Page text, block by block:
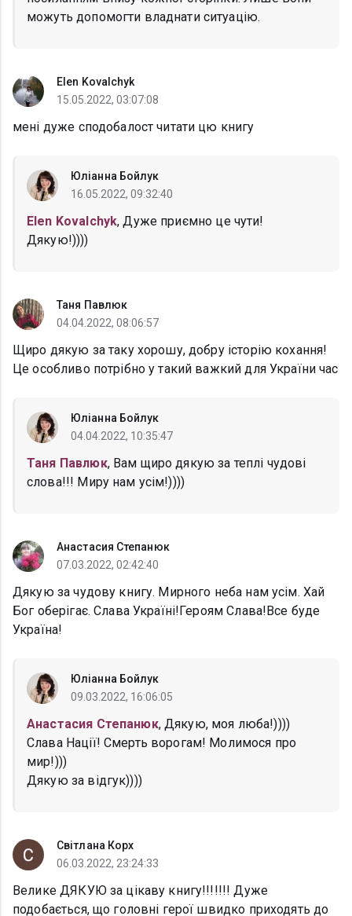
можуть допомогти владнати ситуацію.
Elen Kovalchyk
15.05.2022, 03:07:08
мені дуже сподобалост читати цю книгу
Юліанна Бойлук
16.05.2022, 09:32:40
Elen Kovalchyk, Дуже приємно це чути!
Дякую!))))
Таня Павлюк
04.04.2022, 08:06:57
Щиро дякую за таку хорошу, добру історію кохання!
Це особливо потрібно у такий важкий для України час
Юліанна Бойлук
04.04.2022, 10:35:47
Таня Павлюк, Вам щиро дякую за теплі чудові
слова!!! Миру нам усім!))))
Анастасия Степанюк
07.03.2022, 02:42:40
Дякую за чудову книгу. Мирного неба нам усім. Хай
Бог оберігає. Слава Україні!Героям Слава!Все буде
Україна!
Юліанна Бойлук
09.03.2022, 16:06:05
Анастасия Степанюк, Дякую, моя люба!))))
Слава Нації! Смерть ворогам! Молимося про
мир!)))
Дякую за відгук))))
Світлана Корх
06.03.2022, 23:24:33
Велике ДЯКУЮ за цікаву книгу!!!!!!! Дуже
подобається, що головні герої швидко приходять до